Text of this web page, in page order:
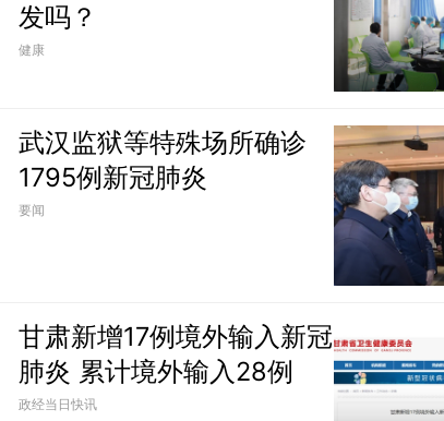
发吗？
健康
武汉监狱等特殊场所确诊
1795例新冠肺炎
要闻
甘肃新增17例境外输入新冠
肺炎 累计境外输入28例
政经当日快讯